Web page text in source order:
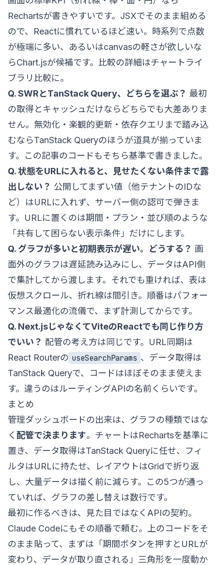
Rechartsが書きやすいです。JSXでそのまま組める
ので、Reactに慣れているほど速い。時系列で点数
が極端に多い、あるいはcanvasの軽さが欲しいな
らChart.jsが候補です。比較の詳細はチャートライ
ブラリ比較に。
Q. SWRとTanStack Query、どちらを選ぶ？ 最初
の取得とキャッシュだけならどちらでも大差ありま
せん。無効化・楽観的更新・依存クエリまで踏み込
むならTanStack Queryのほうが道具が揃っていま
す。この記事のコードもそちら基準で書きました。
Q. 状態をURLに入れると、見せたくない条件まで露
出しない？ 公開してまずい値（他テナントのIDな
ど）はURLに入れず、サーバー側の認可で弾きま
す。URLに置くのは期間・プラン・並び順のような
「共有して困らない表示条件」だけにします。
Q. グラフが多いと初期表示が遅い。どうする？ 画
面外のグラフは遅延読み込みにし、データはAPI側
で集計してから渡します。それでも重ければ、表は
仮想スクロール、折れ線は間引き。順番はパフォー
マンス最適化の流儀で、まず計測してからです。
Q. Next.jsじゃなくてViteのReactでも同じ作り方
でいい？ 配管の考え方は同じです。URL同期は
React Routerの useSearchParams 、データ取得は
TanStack Queryで、コードはほぼそのまま使えま
す。違うのはルーティングAPIの名前くらいです。
まとめ
管理ダッシュボードの出来は、グラフの種類ではな
く 配管で決まります。チャートはRechartsを基準に
置き、データ取得はTanStack Queryに任せ、フィ
ルタはURLに持たせ、レイアウトはGridで折り返
し、大量データは描く前に減らす。この5つが通っ
ていれば、グラフの差し替えは数行です。
最初に作るべきは、見た目ではなくAPIの契約。
Claude Codeにもその順番で頼む。上のコードをそ
のまま貼って、まずは「期間ボタンを押すとURLが
変わり、データが取り直される」三角形を一度動か